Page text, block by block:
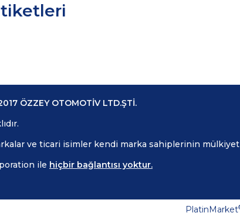
ÖZZEY OTOMOTİV LTD.ŞTİ.
ve ticari isimler kendi marka sahiplerinin
ile hiçbir bağlantısı yoktur.
PlatinMarket